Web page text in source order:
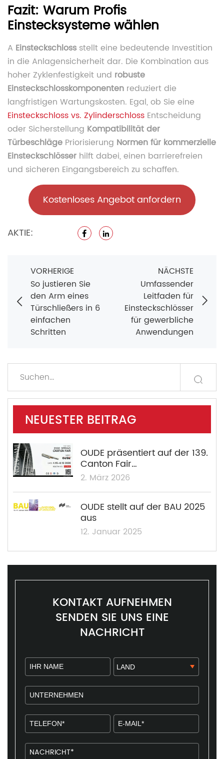
Fazit: Warum Profis
Einstecksysteme wählen
A Einsteckschloss stellt eine bedeutende Investition
in die Anlagensicherheit dar. Die Kombination aus
hoher Zyklenfestigkeit und robuste
Einsteckschlosskomponenten reduziert die
langfristigen Wartungskosten. Egal, ob Sie eine
Einsteckschloss vs. Zylinderschloss Entscheidung
oder Sicherstellung Kompatibilität der
Türbeschläge Priorisierung Normen für kommerzielle
Einsteckschlösser hilft dabei, einen barrierefreien
und sicheren Eingangsbereich zu schaffen.
Kostenloses Angebot anfordern
AKTIE:
VORHERIGE
So justieren Sie
den Arm eines
Türschließers in 6
einfachen
Schritten
NÄCHSTE
Umfassender
Leitfaden für
Einsteckschlösser
für gewerbliche
Anwendungen
NEUESTER BEITRAG
OUDE präsentiert auf der 139.
Canton Fair
Türsteuerungslösungen nach
Zertifizierung.
2. März 2026
OUDE stellt auf der BAU 2025
aus
12. Januar 2025
KONTAKT AUFNEHMEN
SENDEN SIE UNS EINE
NACHRICHT​